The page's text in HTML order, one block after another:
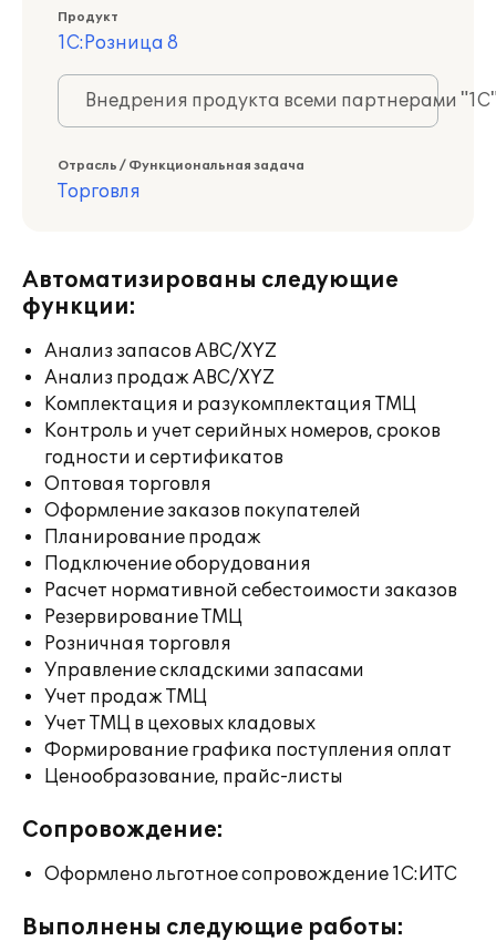
Продукт
1С:Розница 8
Внедрения продукта всеми партнерами
Отрасль / Функциональная задача
Торговля
Автоматизированы следующие
функции:
Анализ запасов ABC/XYZ
Анализ продаж ABC/XYZ
Комплектация и разукомплектация ТМЦ
Контроль и учет серийных номеров, сроков
годности и сертификатов
Оптовая торговля
Оформление заказов покупателей
Планирование продаж
Подключение оборудования
Расчет нормативной себестоимости заказов
Резервирование ТМЦ
Розничная торговля
Управление складскими запасами
Учет продаж ТМЦ
Учет ТМЦ в цеховых кладовых
Формирование графика поступления оплат
Ценообразование, прайс-листы
Сопровождение:
Оформлено льготное сопровождение 1С:ИТС
Выполнены следующие работы: